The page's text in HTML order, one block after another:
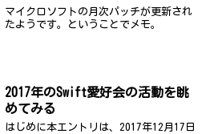
マイクロソフトの月次パッチが更新され
たようです。ということでメモ。
2017年のSwift愛好会の活動を眺
めてみる
はじめに本エントリは、2017年12月17日